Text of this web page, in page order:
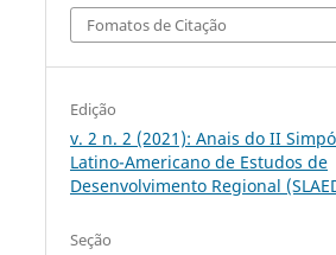
Fomatos de Citação
Edição
v. 2 n. 2 (2021): Anais do II
Latino-Americano de Estudos de
Desenvolvimento Regional
Seção